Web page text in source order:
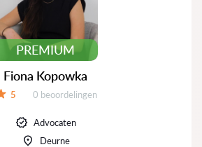
PREMIUM
Fiona Kopowka
5 Beoordelingen:
0 beoordelingen
Advocaten
Deurne